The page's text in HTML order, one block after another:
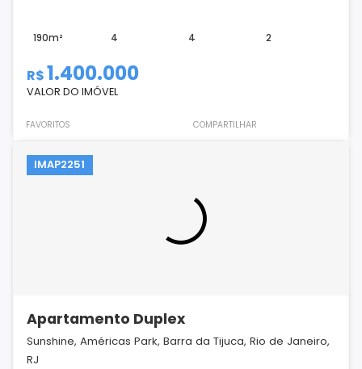
190m² 4 4 2
R$1.400.000
VALOR DO IMÓVEL
FAVORITOS COMPARTILHAR
IMAP2251
Apartamento Duplex
Sunshine, Américas Park, Barra da Tijuca, Rio de Janeiro,
RJ